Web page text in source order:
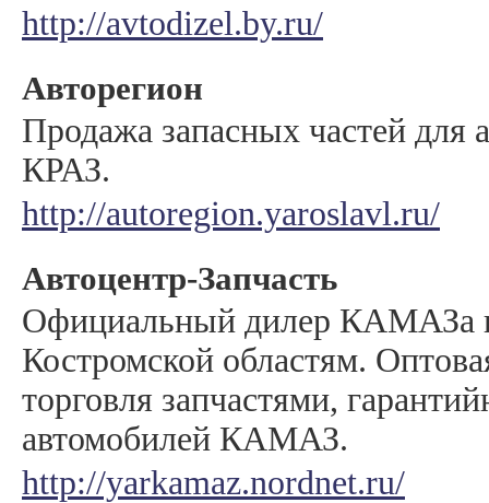
http://avtodizel.by.ru/
Авторегион
Продажа запасных частей
КРАЗ.
http://autoregion.yaroslavl.ru/
Автоцентр-Запчасть
Официальный дилер КАМАЗа
Костромской областям.
торговля запчастями,
автомобилей КАМАЗ.
http://yarkamaz.nordnet.ru/